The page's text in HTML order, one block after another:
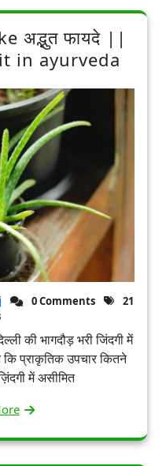
अद्भुत फायदे ||
in ayurveda
0 Comments
21
की भागदौड़ भरी जिंदगी में
प्राकृतिक उपचार कितने
में असीमित